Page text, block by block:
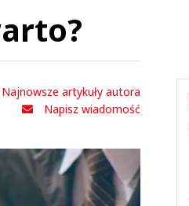
Najnowsze artykuły autora
Napisz wiadomość